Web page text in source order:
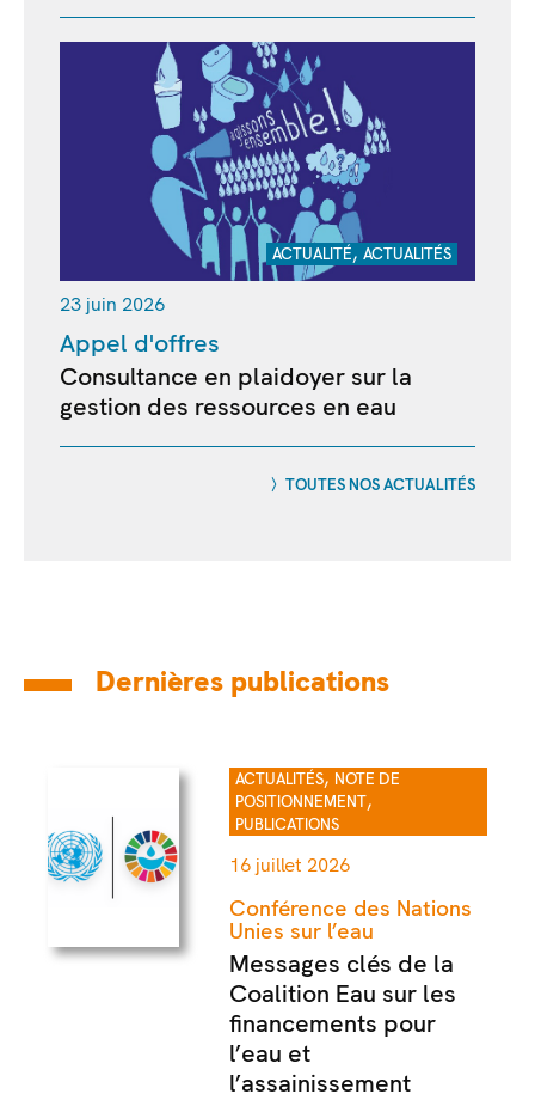
ACTUALITÉ, ACTUALITÉS
23 juin 2026
Appel d'offres
Consultance en plaidoyer sur la
gestion des ressources en eau
TOUTES NOS ACTUALITÉS
Dernières publications
ACTUALITÉS, NOTE DE
POSITIONNEMENT,
PUBLICATIONS
16 juillet 2026
Conférence des Nations
Unies sur l’eau
Messages clés de la
Coalition Eau sur les
financements pour
l’eau et
l’assainissement